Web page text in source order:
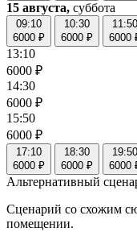
15 августа, суббота
09:10
6000 ₽
10:30
6000 ₽
11:50
6000
13:10
6000 ₽
14:30
6000 ₽
15:50
6000 ₽
17:10
6000 ₽
18:30
6000 ₽
19:50
6000
Альтернативный
Сценарий со схожим
помещении.